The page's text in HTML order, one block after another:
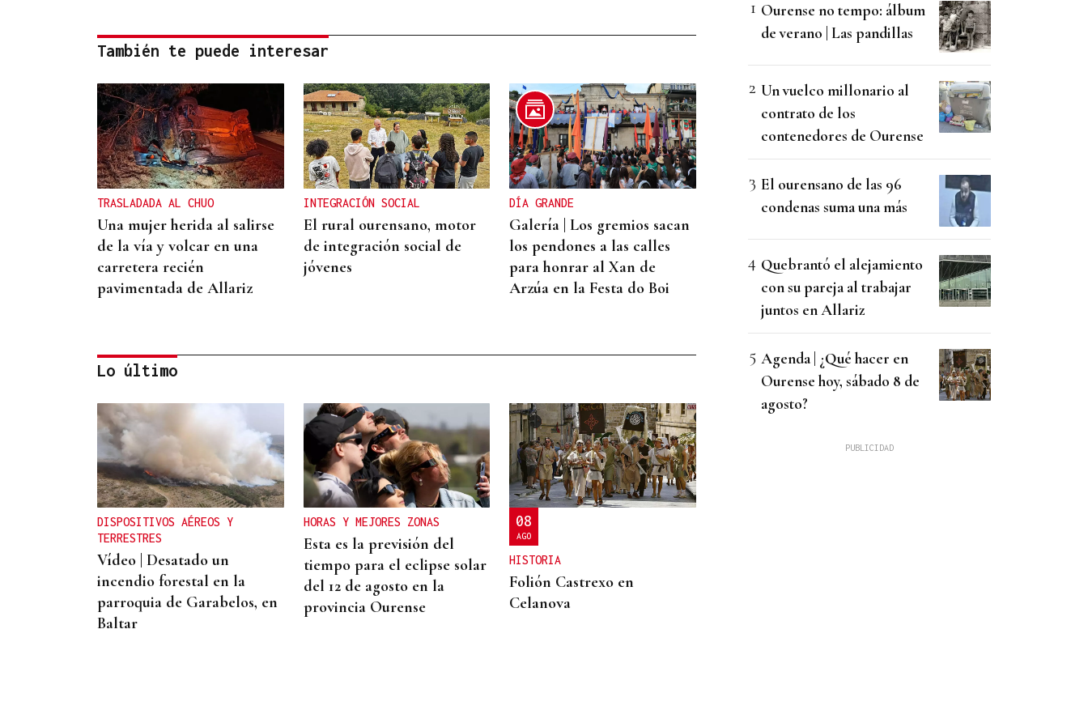
También te puede interesar
TRASLADADA AL CHUO
Una mujer herida al salirse
de la vía y volcar en una
carretera recién
pavimentada de Allariz
INTEGRACIÓN SOCIAL
El rural ourensano, motor
de integración social de
jóvenes
DÍA GRANDE
Galería | Los gremios sacan
los pendones a las calles
para honrar al Xan de
Arzúa en la Festa do Boi
QUEN CHO DIXO
¿Sabe usted que el sosias,
Donald Trump, no quiso
perderse la inauguración de
la Festa do Boi de Allariz?
Lo último
DISPOSITIVOS AÉREOS Y
TERRESTRES
Vídeo | Desatado un
incendio forestal en la
parroquia de Garabelos, en
Baltar
HORAS Y MEJORES ZONAS
Esta es la previsión del
tiempo para el eclipse solar
del 12 de agosto en la
provincia Ourense
08
AGO
HISTORIA
Folión Castrexo en
Celanova
Ourense no tempo: álbum
de verano | Las pandillas
Un vuelco millonario al
contrato de los
contenedores de Ourense
El ourensano de las 96
condenas suma una más
Quebrantó el alejamiento
con su pareja al trabajar
juntos en Allariz
Agenda | ¿Qué hacer en
Ourense hoy, sábado 8 de
agosto?